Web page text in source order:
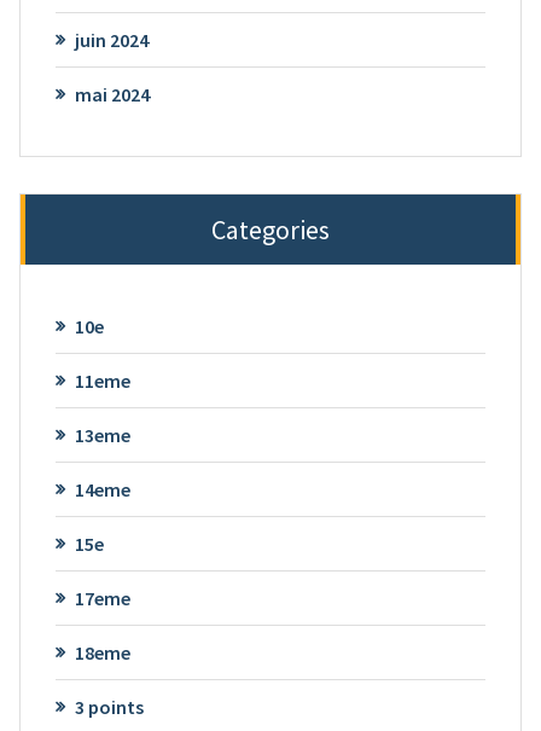
juin 2024
mai 2024
Categories
10e
11eme
13eme
14eme
15e
17eme
18eme
3 points